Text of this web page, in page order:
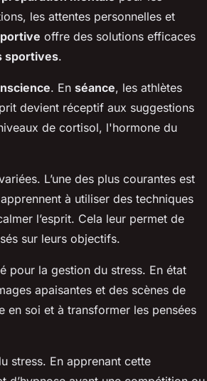
les attentes personnelles et
offre des solutions efficaces
sportives.
. En séance, les athlètes
devient réceptif aux suggestions
de cortisol, l'hormone du
L’une des plus courantes est
à utiliser des techniques
l’esprit. Cela leur permet de
sur leurs objectifs.
pour la gestion du stress. En état
apaisantes et des scènes de
en soi et à transformer les pensées
stress. En apprenant cette